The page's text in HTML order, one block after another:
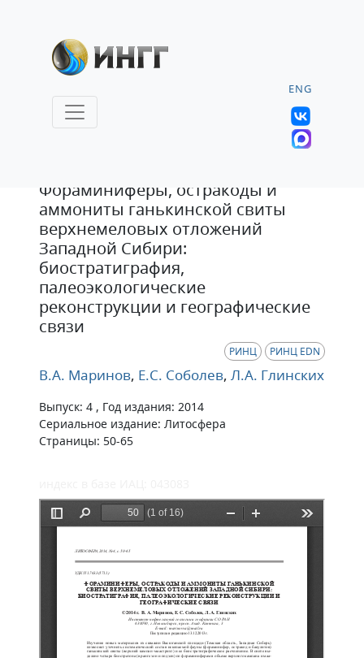
ENG
Фораминиферы, остракоды и
аммониты ганькинской свиты
верхнемеловых отложений
Западной Сибири:
биостратиграфия,
палеоэкологические
реконструкции и географические
связи
РИНЦ РИНЦ EDN
В.А. Маринов, Е.С. Соболев, Л.А. Глинских
Выпуск: 4 , Год издания: 2014
Сериальное издание: Литосфера
Страницы: 50-65